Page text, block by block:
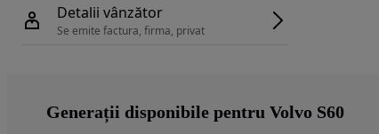
Detalii vânzător
Se emite factura, firma, privat
Generații disponibile pentru Volvo S60